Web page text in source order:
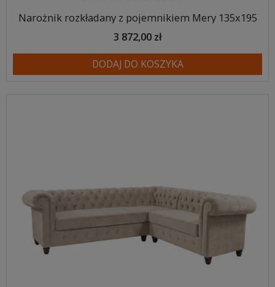
Narożnik rozkładany z pojemnikiem Mery 135x195
3 872,00 zł
DODAJ DO KOSZYKA